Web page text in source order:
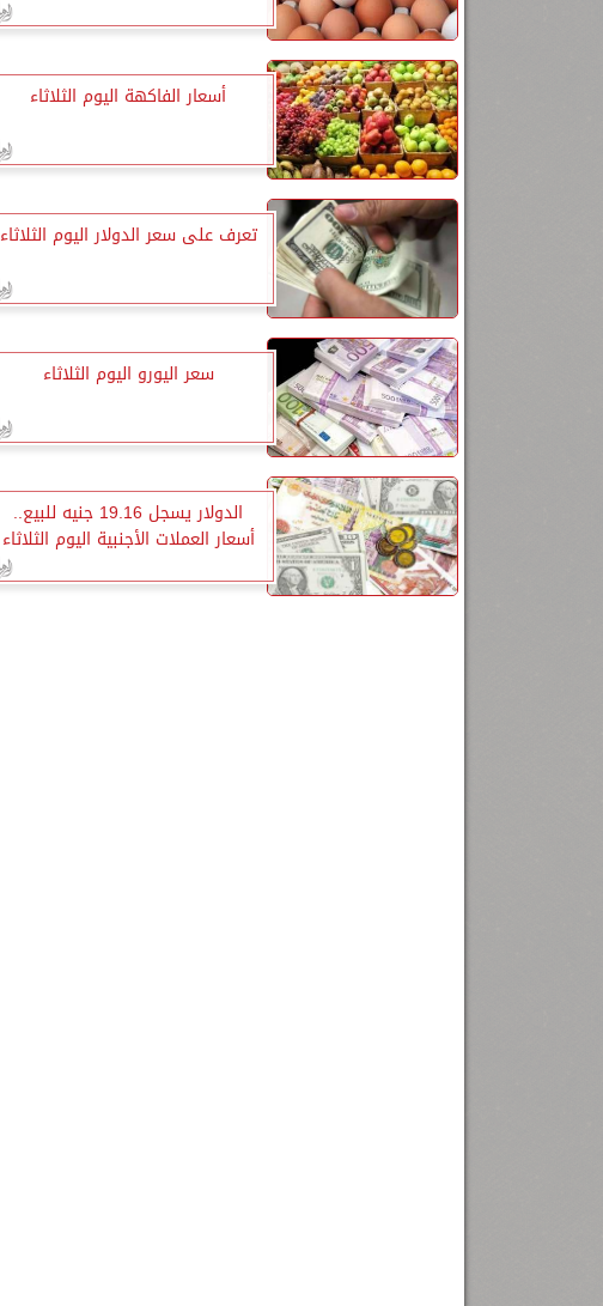
أسعار الفاكهة اليوم الثلاثاء
تعرف على سعر الدولار اليوم الثلاثاء
سعر اليورو اليوم الثلاثاء
الدولار يسجل 19.16 جنيه للبيع..
أسعار العملات الأجنبية اليوم الثلاثاء